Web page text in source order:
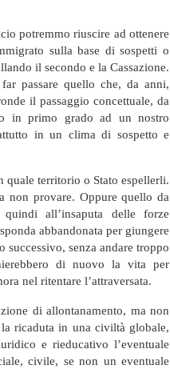
potremmo riuscire ad ottenere
sulla base di sospetti o
il secondo e la Cassazione.
passare quello che, da anni,
il passaggio concettuale, da
in primo grado ad un nostro
in un clima di sospetto e
quale territorio o Stato espellerli.
non provare. Oppure quello da
all’insaputa delle forze
abbandonata per giungere
senza andare troppo
di nuovo la vita per
nel ritentare l’attraversata.
di allontanamento, ma non
ricaduta in una civiltà globale,
e rieducativo l’eventuale
civile, se non un eventuale